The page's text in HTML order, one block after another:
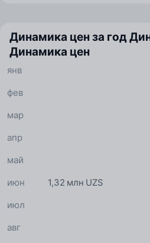
Динамика цен за год
Динамика цен
янв
фев
мар
апр
май
1,32 млн UZS
июн
июл
авг